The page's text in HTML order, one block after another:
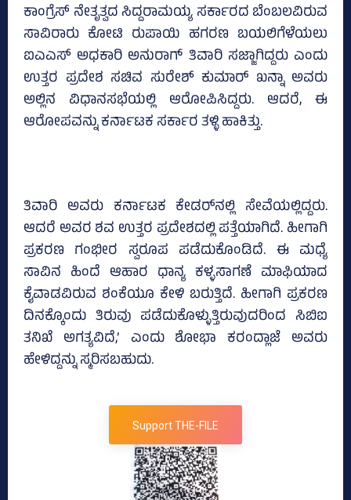
ಕಾಂಗ್ರೆಸ್ ನೇತೃತ್ವದ ಸಿದ್ದರಾಮಯ್ಯ ಸರ್ಕಾರದ ಬೆಂಬಲವಿರುವ
ಸಾವಿರಾರು ಕೋಟಿ ರುಪಾಯಿ ಹಗರಣ ಬಯಲಿಗೆಳೆಯಲು
ಐಎಎಸ್ ಅಧಕಾರಿ ಅನುರಾಗ್ ತಿವಾರಿ ಸಜ್ಜಾಗಿದ್ದರು ಎಂದು
ಉತ್ತರ ಪ್ರದೇಶ ಸಚಿವ ಸುರೇಶ್ ಕುಮಾರ್ ಖನ್ನಾ ಅವರು
ಅಲ್ಲಿನ ವಿಧಾನಸಭೆಯಲ್ಲಿ ಆರೋಪಿಸಿದ್ದರು. ಆದರೆ, ಈ
ಆರೋಪವನ್ನು ಕರ್ನಾಟಕ ಸರ್ಕಾರ ತಳ್ಳಿ ಹಾಕಿತ್ತು.
ತಿವಾರಿ ಅವರು ಕರ್ನಾಟಕ ಕೇಡರ್‌ನಲ್ಲಿ ಸೇವೆಯಲ್ಲಿದ್ದರು.
ಆದರೆ ಅವರ ಶವ ಉತ್ತರ ಪ್ರದೇಶದಲ್ಲಿ ಪತ್ತೆಯಾಗಿದೆ. ಹೀಗಾಗಿ
ಪ್ರಕರಣ ಗಂಭೀರ ಸ್ವರೂಪ ಪಡೆದುಕೊಂಡಿದೆ. ಈ ಮಧ್ಯೆ
ಸಾವಿನ ಹಿಂದೆ ಆಹಾರ ಧಾನ್ಯ ಕಳ್ಳಸಾಗಣೆ ಮಾಫಿಯಾದ
ಕೈವಾಡವಿರುವ ಶಂಕೆಯೂ ಕೇಳಿ ಬರುತ್ತಿದೆ. ಹೀಗಾಗಿ ಪ್ರಕರಣ
ದಿನಕ್ಕೊಂದು ತಿರುವು ಪಡೆದುಕೊಳ್ಳುತ್ತಿರುವುದರಿಂದ ಸಿಬಿಐ
ತನಿಖೆ ಅಗತ್ಯವಿದೆ,’ ಎಂದು ಶೋಭಾ ಕರಂದ್ಲಾಜೆ ಅವರು
ಹೇಳಿದ್ದನ್ನು ಸ್ಮರಿಸಬಹುದು.
Support THE-FILE